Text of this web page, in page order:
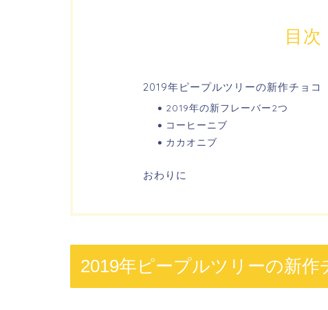
目次
2019年ピープルツリーの新作チョコ
2019年の新フレーバー2つ
コーヒーニブ
カカオニブ
おわりに
2019年ピープルツリーの新作